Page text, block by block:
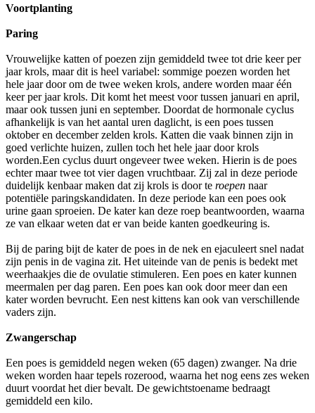
Voortplanting
Paring
Vrouwelijke katten of poezen zijn gemiddeld twee tot drie keer per
jaar krols, maar dit is heel variabel: sommige poezen worden het
hele jaar door om de twee weken krols, andere worden maar één
keer per jaar krols. Dit komt het meest voor tussen januari en april,
maar ook tussen juni en september. Doordat de hormonale cyclus
afhankelijk is van het aantal uren daglicht, is een poes tussen
oktober en december zelden krols. Katten die vaak binnen zijn in
goed verlichte huizen, zullen toch het hele jaar door krols
worden.Een cyclus duurt ongeveer twee weken. Hierin is de poes
echter maar twee tot vier dagen vruchtbaar. Zij zal in deze periode
duidelijk kenbaar maken dat zij krols is door te roepen naar
potentiële paringskandidaten. In deze periode kan een poes ook
urine gaan sproeien. De kater kan deze roep beantwoorden, waarna
ze van elkaar weten dat er van beide kanten goedkeuring is.
Bij de paring bijt de kater de poes in de nek en ejaculeert snel nadat
zijn penis in de vagina zit. Het uiteinde van de penis is bedekt met
weerhaakjes die de ovulatie stimuleren. Een poes en kater kunnen
meermalen per dag paren. Een poes kan ook door meer dan een
kater worden bevrucht. Een nest kittens kan ook van verschillende
vaders zijn.
Zwangerschap
Een poes is gemiddeld negen weken (65 dagen) zwanger. Na drie
weken worden haar tepels rozerood, waarna het nog eens zes weken
duurt voordat het dier bevalt. De gewichtstoename bedraagt
gemiddeld een kilo.